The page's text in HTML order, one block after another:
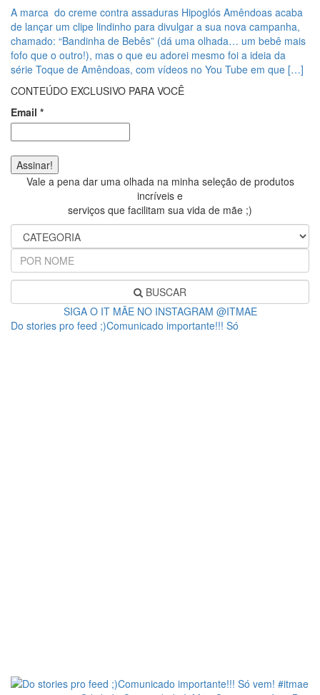
A marca do creme contra assaduras Hipoglós Amêndoas acaba
de lançar um clipe lindinho para divulgar a sua nova campanha,
chamado: “Bandinha de Bebês” (dá uma olhada… um bebê mais
fofo que o outro!), mas o que eu adorei mesmo foi a ideia da
série Toque de Amêndoas, com vídeos no You Tube em que […]
CONTEÚDO EXCLUSIVO PARA VOCÊ
Email *
Vale a pena dar uma olhada na minha seleção de produtos
incríveis e
serviços que facilitam sua vida de mãe ;)
BUSCAR
SIGA O IT MÃE NO INSTAGRAM @ITMAE
Do stories pro feed ;)Comunicado importante!!! Só